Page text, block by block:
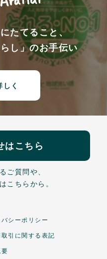
たてること、
し」のお手伝い
しく
はこちら
ご質問や、
こちらから。
シーポリシー
引に関する表記